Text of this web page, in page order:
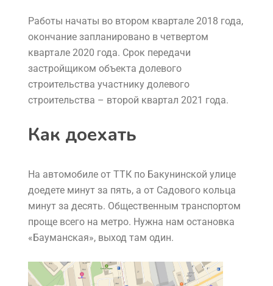
Работы начаты во втором квартале 2018 года,
окончание запланировано в четвертом
квартале 2020 года. Срок передачи
застройщиком объекта долевого
строительства участнику долевого
строительства – второй квартал 2021 года.
Как доехать
На автомобиле от ТТК по Бакунинской улице
доедете минут за пять, а от Садового кольца
минут за десять. Общественным транспортом
проще всего на метро. Нужна нам остановка
«Бауманская», выход там один.